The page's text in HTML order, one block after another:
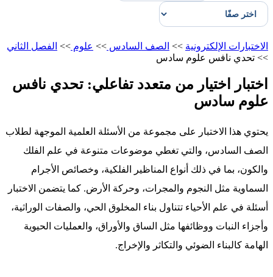
الاختبارات الإلكترونية >> الصف السادس >> علوم >> الفصل الثاني
>> تحدي نافس علوم سادس
اختبار اختيار من متعدد تفاعلي: تحدي نافس
علوم سادس
يحتوي هذا الاختبار على مجموعة من الأسئلة العلمية الموجهة لطلاب
الصف السادس، والتي تغطي موضوعات متنوعة في علم الفلك
والكون، بما في ذلك أنواع المناظير الفلكية، وخصائص الأجرام
السماوية مثل النجوم والمجرات، وحركة الأرض. كما يتضمن الاختبار
أسئلة في علم الأحياء تتناول بناء المخلوق الحي، والصفات الوراثية،
وأجزاء النبات ووظائفها مثل الساق والأوراق، والعمليات الحيوية
الهامة كالبناء الضوئي والتكاثر والإخراج.